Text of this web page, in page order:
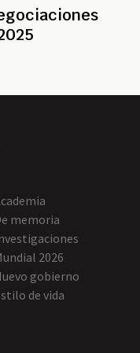
memoria
2026
gobierno
de vida